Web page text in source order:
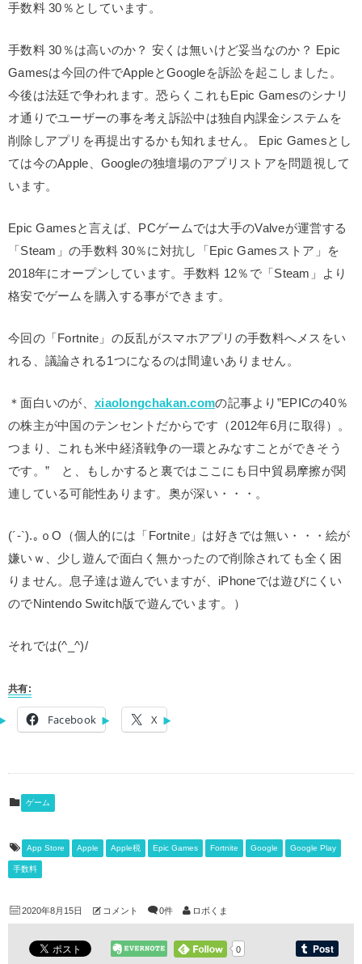
手数料 30％としています。
手数料 30％は高いのか？ 安くは無いけど妥当なのか？ Epic
Gamesは今回の件でAppleとGoogleを訴訟を起こしました。
今後は法廷で争われます。恐らくこれもEpic Gamesのシナリ
オ通りでユーザーの事を考え訴訟中は独自内課金システムを
削除しアプリを再提出するかも知れません。 Epic Gamesとし
ては今のApple、Googleの独壇場のアプリストアを問題視して
います。
Epic Gamesと言えば、PCゲームでは大手のValveが運営する
「Steam」の手数料 30％に対抗し「Epic Gamesストア」を
2018年にオープンしています。手数料 12％で「Steam」より
格安でゲームを購入する事ができます。
今回の「Fortnite」の反乱がスマホアプリの手数料へメスをい
れる、議論される1つになるのは間違いありません。
＊面白いのが、xiaolongchakan.comの記事より”EPICの40％
の株主が中国のテンセントだからです（2012年6月に取得）。
つまり、これも米中経済戦争の一環とみなすことができそう
です。” と、もしかすると裏ではここにも日中貿易摩擦が関
連している可能性あります。奥が深い・・・。
(´-`).｡ｏO（個人的には「Fortnite」は好きでは無い・・・絵が
嫌いｗ、少し遊んで面白く無かったので削除されても全く困
りません。息子達は遊んでいますが、iPhoneでは遊びにくい
のでNintendo Switch版で遊んでいます。）
それでは(^_^)/
共有:
Facebook X
ゲーム
App Store Apple Apple税 Epic Games Fortnite Google Google Play
手数料
2020年8月15日 コメント 0件 ロボくま
0